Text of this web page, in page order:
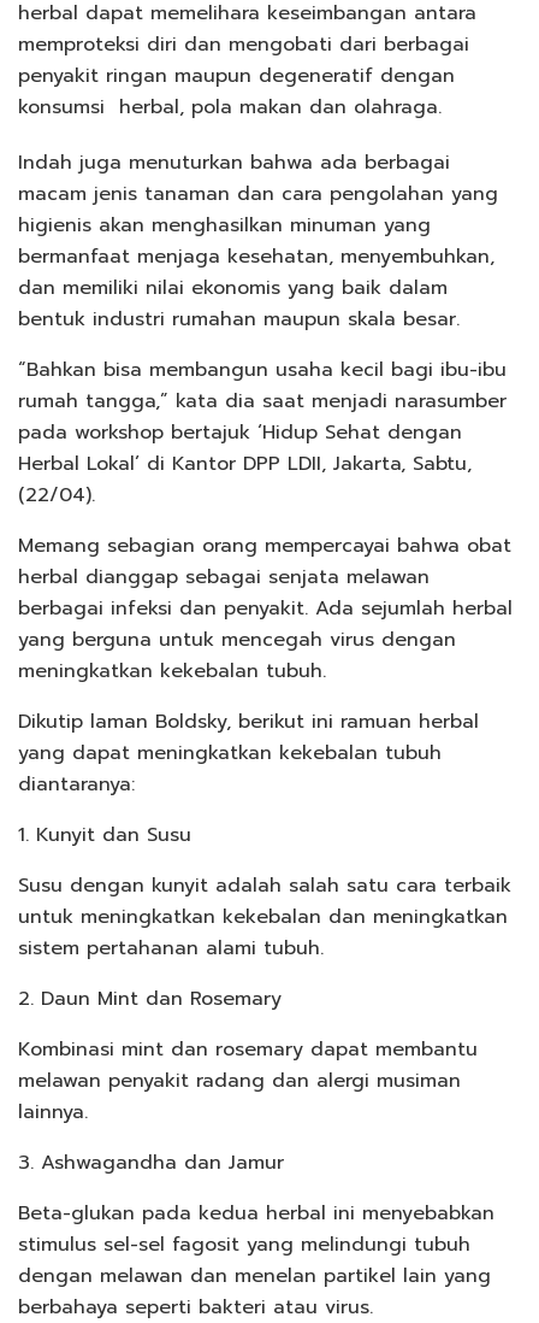
herbal dapat memelihara keseimbangan antara
memproteksi diri dan mengobati dari berbagai
penyakit ringan maupun degeneratif dengan
konsumsi herbal, pola makan dan olahraga.
Indah juga menuturkan bahwa ada berbagai
macam jenis tanaman dan cara pengolahan yang
higienis akan menghasilkan minuman yang
bermanfaat menjaga kesehatan, menyembuhkan,
dan memiliki nilai ekonomis yang baik dalam
bentuk industri rumahan maupun skala besar.
“Bahkan bisa membangun usaha kecil bagi ibu-ibu
rumah tangga,” kata dia saat menjadi narasumber
pada workshop bertajuk ‘Hidup Sehat dengan
Herbal Lokal’ di Kantor DPP LDII, Jakarta, Sabtu,
(22/04).
Memang sebagian orang mempercayai bahwa obat
herbal dianggap sebagai senjata melawan
berbagai infeksi dan penyakit. Ada sejumlah herbal
yang berguna untuk mencegah virus dengan
meningkatkan kekebalan tubuh.
Dikutip laman Boldsky, berikut ini ramuan herbal
yang dapat meningkatkan kekebalan tubuh
diantaranya:
1. Kunyit dan Susu
Susu dengan kunyit adalah salah satu cara terbaik
untuk meningkatkan kekebalan dan meningkatkan
sistem pertahanan alami tubuh.
2. Daun Mint dan Rosemary
Kombinasi mint dan rosemary dapat membantu
melawan penyakit radang dan alergi musiman
lainnya.
3. Ashwagandha dan Jamur
Beta-glukan pada kedua herbal ini menyebabkan
stimulus sel-sel fagosit yang melindungi tubuh
dengan melawan dan menelan partikel lain yang
berbahaya seperti bakteri atau virus.